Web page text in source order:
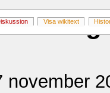
november
Visa wikitext